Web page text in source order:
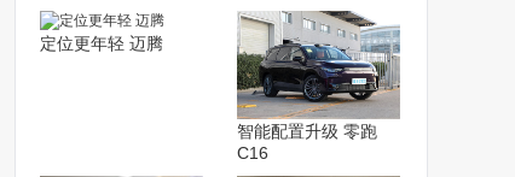
定位更年轻 迈腾
智能配置升级 零跑
C16